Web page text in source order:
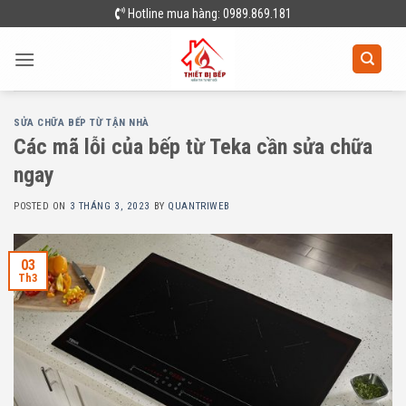
to
content
Hotline mua hàng: 0989.869.181
SỬA CHỮA BẾP TỪ TẬN NHÀ
Các mã lỗi của bếp từ Teka cần sửa chữa
ngay
POSTED ON 3 THÁNG 3, 2023 BY QUANTRIWEB
03
Th3